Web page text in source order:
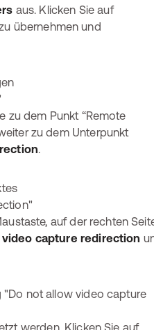
aus. Klicken Sie auf
übernehmen und
zu dem Punkt “Remote
zu dem Unterpunkt
.
auf der rechten
capture redirection
werden. Klicken Sie auf